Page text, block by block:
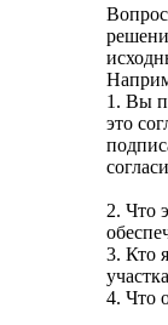
1. Вы
это
2. Что
3. Кто
4. Что